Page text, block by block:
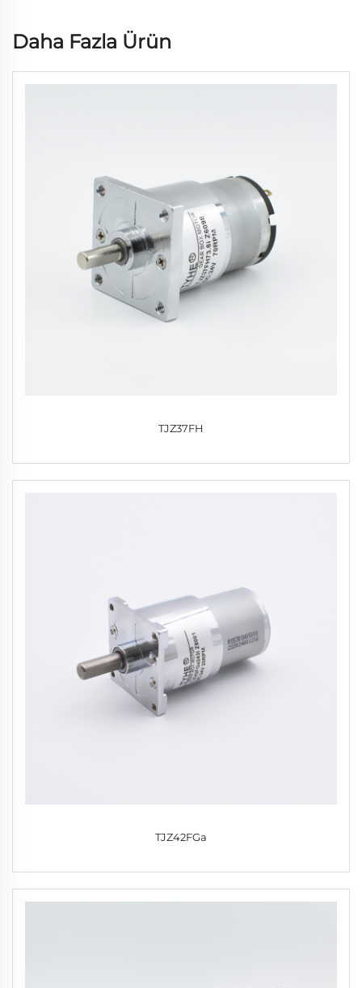
Daha Fazla Ürün
TJZ37FH
TJZ42FGa